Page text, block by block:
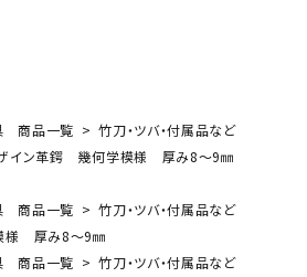
商品一覧
竹刀・ツバ・付属品など
イン革鍔 幾何学模様 厚み8～9㎜
商品一覧
竹刀・ツバ・付属品など
様 厚み8～9㎜
商品一覧
竹刀・ツバ・付属品など